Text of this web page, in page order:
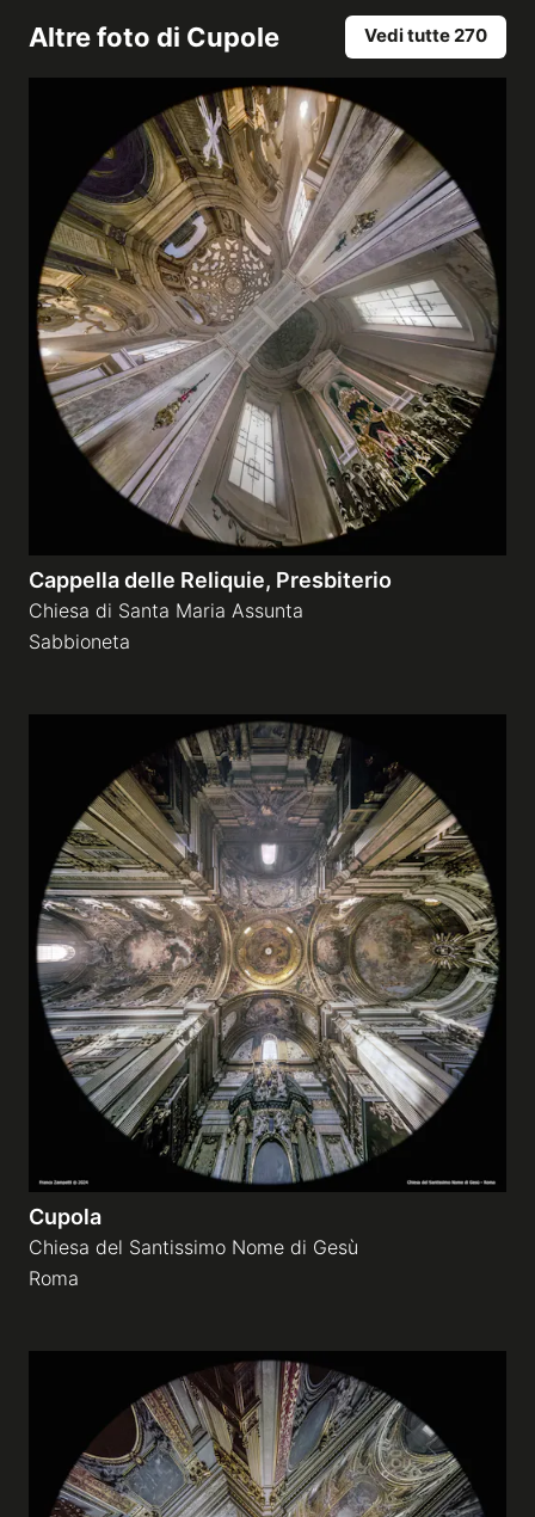
Altre foto di Cupole Vedi tutte 270
Cappella delle Reliquie, Presbiterio
Chiesa di Santa Maria Assunta
Sabbioneta
Cupola
Chiesa del Santissimo Nome di Gesù
Roma